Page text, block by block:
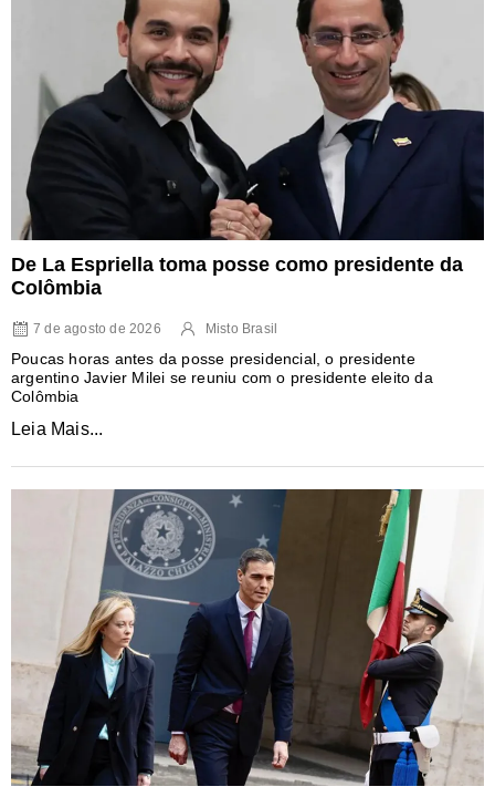
De La Espriella toma posse como presidente da
Colômbia
7 de agosto de 2026 Misto Brasil
Poucas horas antes da posse presidencial, o presidente
argentino Javier Milei se reuniu com o presidente eleito da
Colômbia
Leia Mais...